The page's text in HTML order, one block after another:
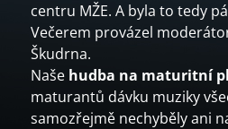
centru MŽE. A byla to tedy
Večerem provázel
Škudrna.
Naše hudba na maturitní
maturantů dávku muziky
samozřejmě nechyběly ani